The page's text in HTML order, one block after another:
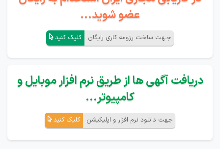
عضو شوید...
جـهت ساخت رزومه کاری رایگان کلیک کنید
دریافت آگهی ها از طریق نرم افزار موبایل و
کامپیوتر...
جهت دانلود نرم افزار و اپلیکیشن کلیک کنید